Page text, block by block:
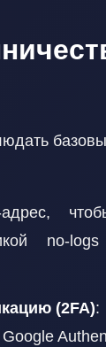
no-
(2FA):